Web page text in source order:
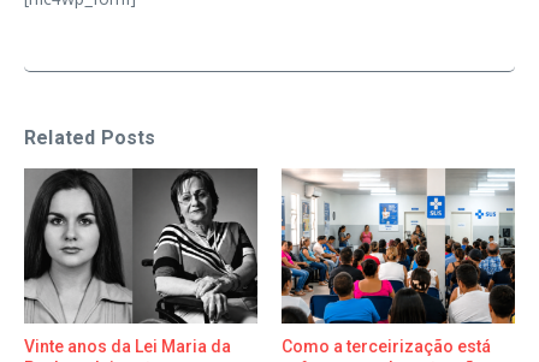
Related Posts
Vinte anos da Lei Maria da
Como a terceirização está